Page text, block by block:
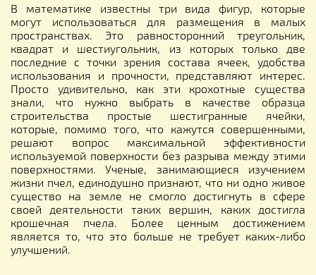
В математике известны три вида фигур, которые
могут использоваться для размещения в малых
пространствах. Это равносторонний треугольник,
квадрат и шестиугольник, из которых только две
последние с точки зрения состава ячеек, удобства
использования и прочности, представляют интерес.
Просто удивительно, как эти крохотные существа
знали, что нужно выбрать в качестве образца
строительства простые шестигранные ячейки,
которые, помимо того, что кажутся совершенными,
решают вопрос максимальной эффективности
используемой поверхности без разрыва между этими
поверхностями. Ученые, занимающиеся изучением
жизни пчел, единодушно признают, что ни одно живое
существо на земле не смогло достигнуть в сфере
своей деятельности таких вершин, каких достигла
крошечная пчела. Более ценным достижением
является то, что это больше не требует каких-либо
улучшений.